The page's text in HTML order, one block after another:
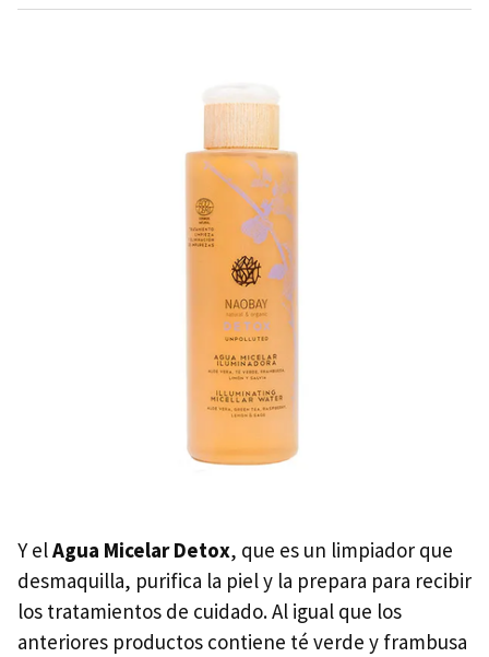
Y elAgua Micelar Detox, que es un limpiador que
desmaquilla, purifica la piel y la prepara para recibir
los tratamientos de cuidado. Al igual que los
anteriores productos contiene té verde y frambusa